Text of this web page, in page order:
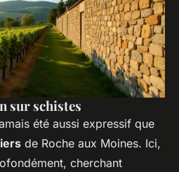
sur schistes
été aussi expressif que
de Roche aux Moines. Ici,
cherchant